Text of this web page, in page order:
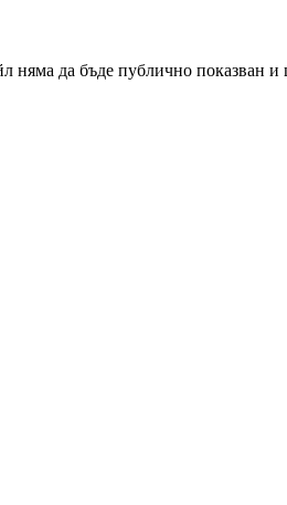
да бъде публично показван и